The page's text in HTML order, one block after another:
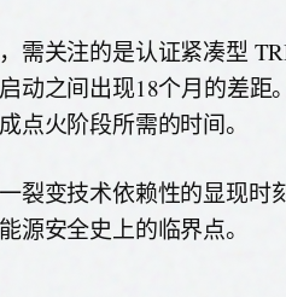
需关注的是认证紧凑型
动之间出现18个月的差距
点火阶段所需的时间。
裂变技术依赖性的显现
安全史上的临界点。